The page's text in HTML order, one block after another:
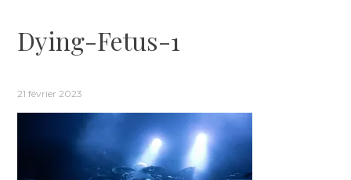
Dying-Fetus-1
21 février 2023